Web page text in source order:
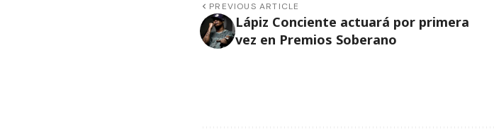
PREVIOUS ARTICLE
Lápiz Conciente actuará por primera
vez en Premios Soberano